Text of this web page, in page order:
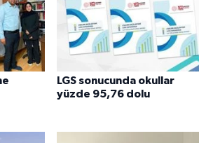
LGS sonucunda okullar
yüzde 95,76 dolu